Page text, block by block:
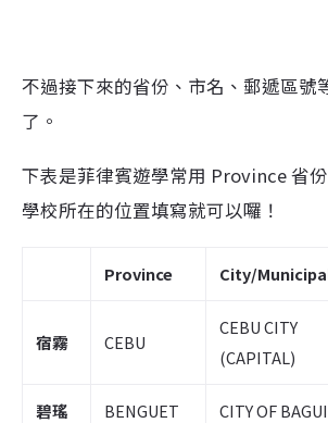
不過接下來的省份、市名、郵遞區號
了。
下表是菲律賓遊學常用 Province 省
學校所在的位置填寫就可以囉！
Province City/
宿霧 CEBU
CEBU CITY
(CAPITAL)
碧瑤 BENGUET CITY OF